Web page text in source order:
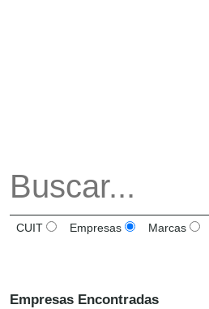
CUIT Empresas Marcas
Empresas Encontradas